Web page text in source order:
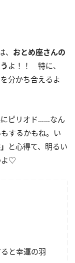
おとめ座さんの
よ！！ 特に、
分かち合えるよ
ピリオド……なん
するかもね。い
と心得て、明るい
よ♡
と幸運の羽